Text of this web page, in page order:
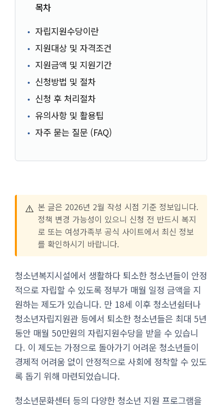
목차
자립지원수당이란
지원대상 및 자격조건
지원금액 및 지원기간
신청방법 및 절차
신청 후 처리절차
유의사항 및 활용팁
자주 묻는 질문 (FAQ)
⚠️ 본 글은 2026년 2월 작성 시점 기준 정보입니다.
정책 변경 가능성이 있으니 신청 전 반드시 복지
로 또는 여성가족부 공식 사이트에서 최신 정보
를 확인하시기 바랍니다.
청소년복지시설에서 생활하다 퇴소한 청소년들이 안정
적으로 자립할 수 있도록 정부가 매월 일정 금액을 지
원하는 제도가 있습니다. 만 18세 이후 청소년쉼터나
청소년자립지원관 등에서 퇴소한 청소년들은 최대 5년
동안 매월 50만원의 자립지원수당을 받을 수 있습니
다. 이 제도는 가정으로 돌아가기 어려운 청소년들이
경제적 어려움 없이 안정적으로 사회에 정착할 수 있도
록 돕기 위해 마련되었습니다.
청소년문화센터 등의 다양한 청소년 지원 프로그램을